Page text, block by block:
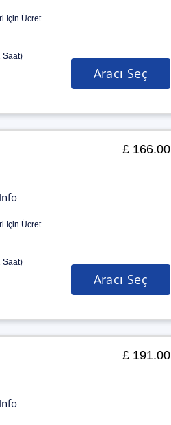
Için Ücret
Saat)
Aracı Seç
Için Ücret
Saat)
£ 166.00
Aracı Seç
£ 191.00